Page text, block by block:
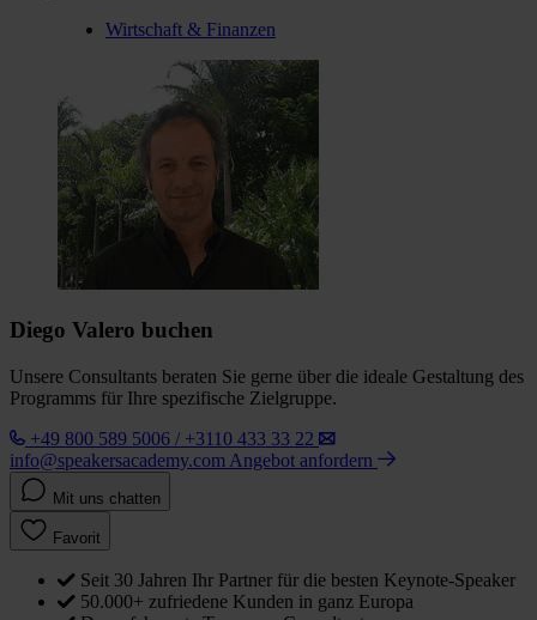
Wirtschaft & Finanzen
Diego Valero buchen
Unsere Consultants beraten Sie gerne über die ideale Gestaltung des
Programms für Ihre spezifische Zielgruppe.
+49 800 589 5006 / +3110 433 33 22
info@speakersacademy.com Angebot anfordern
Mit uns chatten
Favorit
Seit 30 Jahren Ihr Partner für die besten Keynote-Speaker
50.000+ zufriedene Kunden in ganz Europa